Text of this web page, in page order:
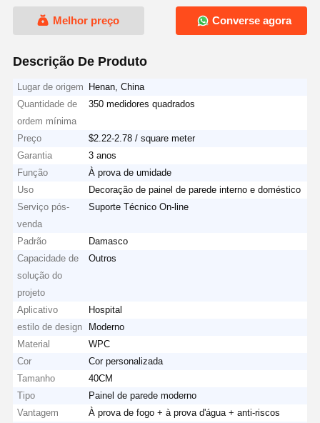
Melhor preço Converse agora
Descrição De Produto
Lugar de origem
Henan, China
Quantidade de
ordem mínima
350 medidores quadrados
Preço
$2.22-2.78 / square meter
Garantia
3 anos
Função
À prova de umidade
Uso
Decoração de painel de parede interno e doméstico
Serviço pós-
venda
Suporte Técnico On-line
Padrão
Damasco
Capacidade de
solução do
projeto
Outros
Aplicativo
Hospital
estilo de design
Moderno
Material
WPC
Cor
Cor personalizada
Tamanho
40CM
Tipo
Painel de parede moderno
Vantagem
À prova de fogo + à prova d'água + anti-riscos